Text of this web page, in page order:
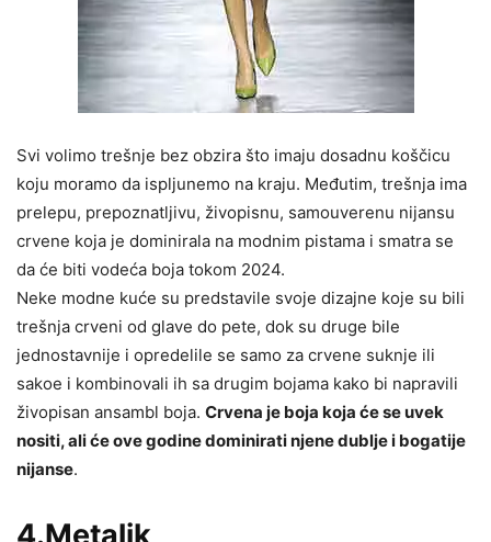
Svi volimo trešnje bez obzira što imaju dosadnu koščicu
koju moramo da ispljunemo na kraju. Međutim, trešnja ima
prelepu, prepoznatljivu, živopisnu, samouverenu nijansu
crvene koja je dominirala na modnim pistama i smatra se
da će biti vodeća boja tokom 2024.
Neke modne kuće su predstavile svoje dizajne koje su bili
trešnja crveni od glave do pete, dok su druge bile
jednostavnije i opredelile se samo za crvene suknje ili
sakoe i kombinovali ih sa drugim bojama kako bi napravili
živopisan ansambl boja. Crvena je boja koja će se uvek
nositi, ali će ove godine dominirati njene dublje i bogatije
nijanse.